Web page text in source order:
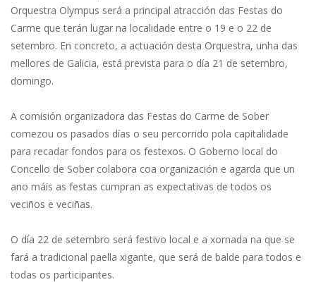
Orquestra Olympus será a principal atracción das Festas do
Carme que terán lugar na localidade entre o 19 e o 22 de
setembro. En concreto, a actuación desta Orquestra, unha das
mellores de Galicia, está prevista para o día 21 de setembro,
domingo.
A comisión organizadora das Festas do Carme de Sober
comezou os pasados días o seu percorrido pola capitalidade
para recadar fondos para os festexos. O Goberno local do
Concello de Sober colabora coa organización e agarda que un
ano máis as festas cumpran as expectativas de todos os
veciños e veciñas.
O día 22 de setembro será festivo local e a xornada na que se
fará a tradicional paella xigante, que será de balde para todos e
todas os participantes.